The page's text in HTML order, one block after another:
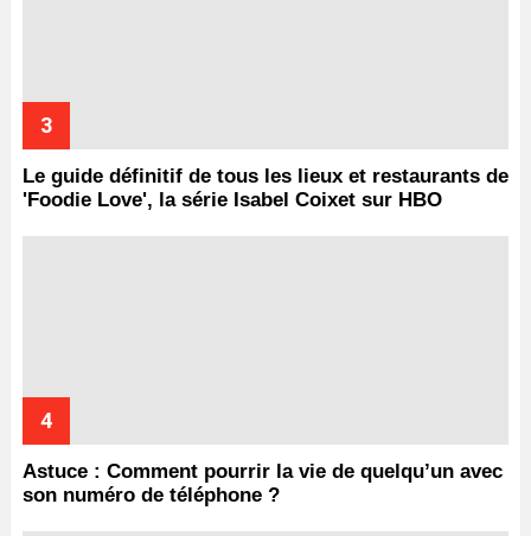
Le guide définitif de tous les lieux et restaurants de
'Foodie Love', la série Isabel Coixet sur HBO
Astuce : Comment pourrir la vie de quelqu’un avec
son numéro de téléphone ?